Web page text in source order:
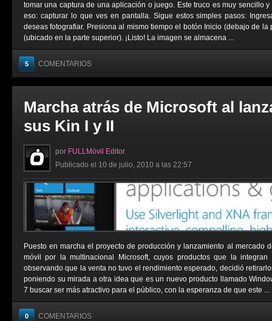
tomar una captura de una aplicación o juego. Este truco es muy sencillo
eso: capturar lo que ves en pantalla. Sigue estos simples pasos:
deseas fotografiar. Presiona al mismo tiempo el botón Inicio (debajo de
(ubicado en la parte superior). ¡Listo! La imagen se almacena ...
5 COMENTARIOS
Marcha atrás de Microsoft al
sus Kin I y II
por FULLMóvil Editor
Publicado el 10 de julio, 2010 a las 22:57
Puesto en marcha el proyecto de producción y lanzamiento al mercado
móvil por la multinacional Microsoft, cuyos productos que la
observando que la venta no tuvo el rendimiento esperado, decidió
poniendo su mirada a otra idea que es un nuevo producto llamado
7 buscar ser más atractivo para el público, con la esperanza de que este ...
0 COMENTARIOS